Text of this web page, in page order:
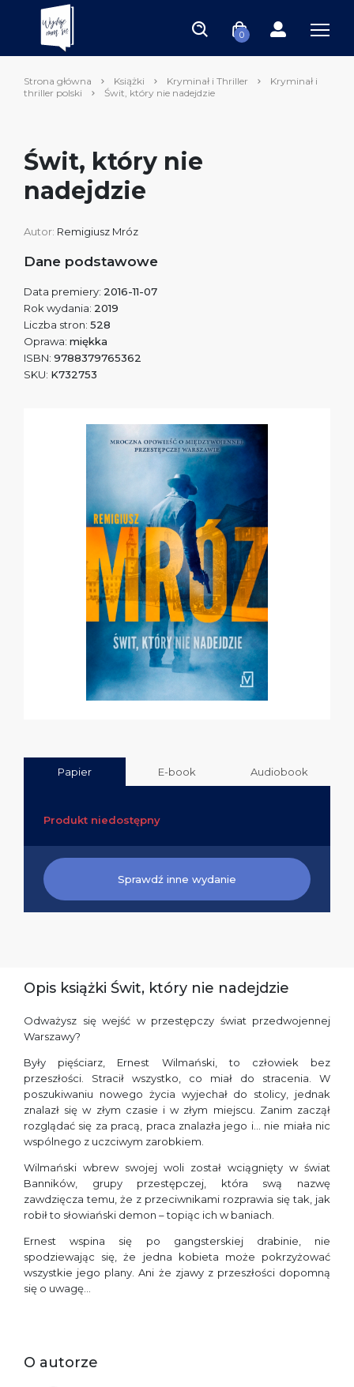
0
Strona główna Książki Kryminał i Thriller
Kryminał i
thriller polski
Świt, który nie nadejdzie
Świt, który nie
nadejdzie
Autor: Remigiusz Mróz
Dane podstawowe
Data premiery: 2016-11-07
Rok wydania: 2019
Liczba stron: 528
Oprawa: miękka
ISBN: 9788379765362
SKU: K732753
Papier E-book Audiobook
Produkt niedostępny
Sprawdź inne wydanie
Opis książki Świt, który nie nadejdzie
Odważysz się wejść w przestępczy świat przedwojennej
Warszawy?
Były pięściarz, Ernest Wilmański, to człowiek bez
przeszłości. Stracił wszystko, co miał do stracenia. W
poszukiwaniu nowego życia wyjechał do stolicy, jednak
znalazł się w złym czasie i w złym miejscu. Zanim zaczął
rozglądać się za pracą, praca znalazła jego i… nie miała nic
wspólnego z uczciwym zarobkiem.
Wilmański wbrew swojej woli został wciągnięty w świat
Banników, grupy przestępczej, która swą nazwę
zawdzięcza temu, że z przeciwnikami rozprawia się tak, jak
robił to słowiański demon – topiąc ich w baniach.
Ernest wspina się po gangsterskiej drabinie, nie
spodziewając się, że jedna kobieta może pokrzyżować
wszystkie jego plany. Ani że zjawy z przeszłości dopomną
się o uwagę…
O autorze